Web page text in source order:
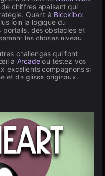
chiffres apaisant qui
Quant à Blockibo:
loin la logique du
des obstacles et
les choses niveau
challenges qui font
à Arcade ou testez vos
excellents compagnons si
et de glisse originaux.